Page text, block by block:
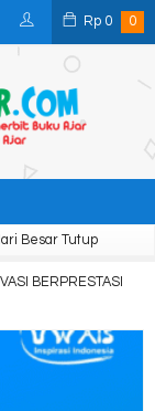
Rp 0 0
Besar Tutup
BERPRESTASI